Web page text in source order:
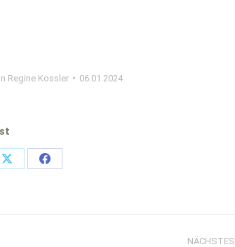
Regine Kossler 06.01.2024
Share
Share
NÄCHSTES